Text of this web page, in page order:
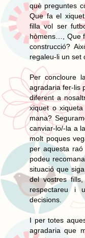
què preguntes
Que fa el
filla vol ser
hòmens…, Que
construcció?
regaleu-li un set
Per concloure
agradaria fer-lis
diferent a
xiquet o
mana?
canviar-lo/-la a
molt poques
per aquesta
podeu
situació que
del vostres
respectareu i
decisions.
I per totes
agradaria que